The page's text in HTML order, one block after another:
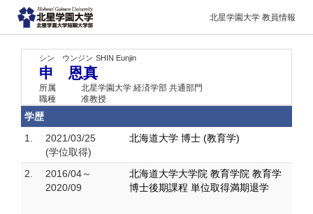
北星学園大学 教員情報
シン ウンジン SHIN Eunjin
申 恩真
所属
北星学園大学 経済学部 共通部門
職種
准教授
学歴
1.
2021/03/25
(学位取得)
北海道大学 博士 (教育学)
2.
2016/04～
2020/09
北海道大学大学院 教育学院 教育学
博士後期課程 単位取得満期退学